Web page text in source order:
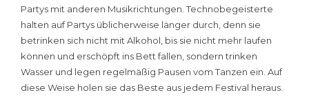
Partys mit anderen Musikrichtungen. Technobegeisterte
halten auf Partys üblicherweise länger durch, denn sie
betrinken sich nicht mit Alkohol, bis sie nicht mehr laufen
können und erschöpft ins Bett fallen, sondern trinken
Wasser und legen regelmäßig Pausen vom Tanzen ein. Auf
diese Weise holen sie das Beste aus jedem Festival heraus.